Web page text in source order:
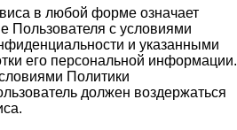
в любой форме означает
Пользователя с условиями
и указанными
его персональной информации.
Политики
должен воздержаться